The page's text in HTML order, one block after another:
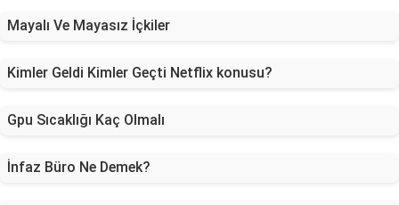
Mayalı Ve Mayasız İçkiler
Kimler Geldi Kimler Geçti Netflix konusu?
Gpu Sıcaklığı Kaç Olmalı
İnfaz Büro Ne Demek?